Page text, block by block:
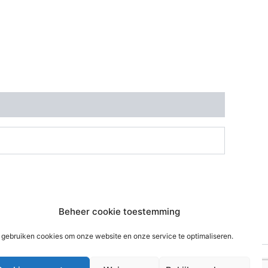
Beheer cookie toestemming
gebruiken cookies om onze website en onze service te optimaliseren.